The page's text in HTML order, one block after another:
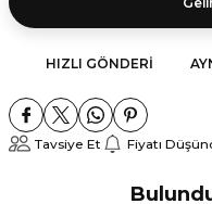
HIZLI GÖNDERI
Tavsiye Et Fiyatı